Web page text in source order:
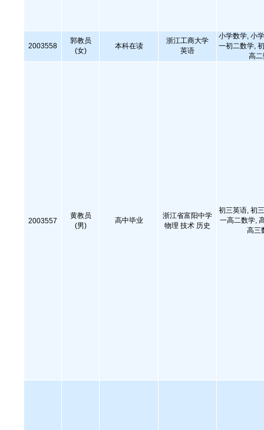
2003558
郭教员
(女)
本科在读
浙江工商大学
英语
小学数学, 小
一初二数学,
高
2003557
黄教员
(男)
高中毕业
浙江省富阳中学
物理 技术 历史
初三英语, 初
一高二数学,
高三